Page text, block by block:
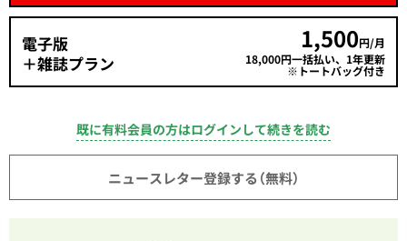
電子版
＋雑誌プラン
1,500円/月
18,000円一括払い、1年更新
※トートバッグ付き
既に有料会員の方はログインして続きを読む
ニュースレター登録する（無料）